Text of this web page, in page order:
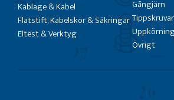
Kablage & Kabel
Flatstift, Kabelskor & Säkringar
Eltest & Verktyg
Gångjärn
Övrigt